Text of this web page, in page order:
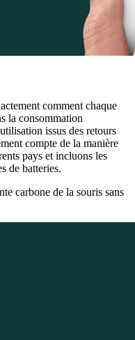
comment chaque
la consommation
issus des retours
compte de la manière
pays et incluons les
de batteries.
carbone de la souris sans